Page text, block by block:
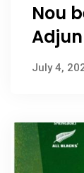
Nou
en
July 4,